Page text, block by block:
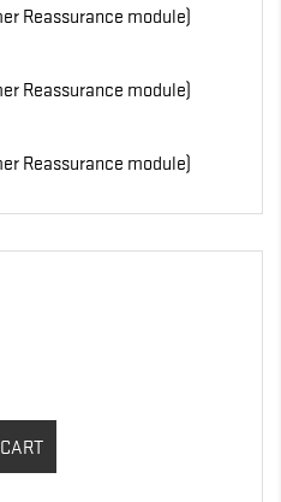
Reassurance module)
Reassurance module)
Reassurance module)